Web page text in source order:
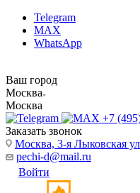
Telegram
MAX
WhatsApp
Ваш город
Москва
Москва
+7
Заказать звонок
Москва, 3-я Лыковская
pechi-d@mail.ru
Войти